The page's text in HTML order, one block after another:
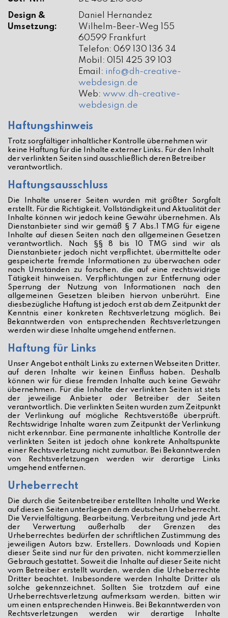
Design &
Umsetzung:
Daniel Hernandez
Wilhelm-Beer-Weg 155
60599 Frankfurt
Telefon: 069 130 136 34
Mobil: 0151 425 39 103
Email: info@dh-creative-
webdesign.de
Web: www.dh-creative-
webdesign.de
Haftungshinweis
Trotz sorgfältiger inhaltlicher Kontrolle übernehmen wir
keine Haftung für die Inhalte externer Links. Für den Inhalt
der verlinkten Seiten sind ausschließlich deren Betreiber
verantwortlich.
Haftungsausschluss
Die Inhalte unserer Seiten wurden mit größter Sorgfalt
erstellt. Für die Richtigkeit, Vollständigkeit und Aktualität der
Inhalte können wir jedoch keine Gewähr übernehmen. Als
Dienstanbieter sind wir gemäß § 7 Abs.1 TMG für eigene
Inhalte auf diesen Seiten nach den allgemeinen Gesetzen
verantwortlich. Nach §§ 8 bis 10 TMG sind wir als
Dienstanbieter jedoch nicht verpflichtet, übermittelte oder
gespeicherte fremde Informationen zu überwachen oder
nach Umständen zu forschen, die auf eine rechtswidrige
Tätigkeit hinweisen. Verpflichtungen zur Entfernung oder
Sperrung der Nutzung von Informationen nach den
allgemeinen Gesetzen bleiben hiervon unberührt. Eine
diesbezügliche Haftung ist jedoch erst ab dem Zeitpunkt der
Kenntnis einer konkreten Rechtsverletzung möglich. Bei
Bekanntwerden von entsprechenden Rechtsverletzungen
werden wir diese Inhalte umgehend entfernen.
Haftung für Links
Unser Angebot enthält Links zu externen Webseiten Dritter,
auf deren Inhalte wir keinen Einfluss haben. Deshalb
können wir für diese fremden Inhalte auch keine Gewähr
übernehmen. Für die Inhalte der verlinkten Seiten ist stets
der jeweilige Anbieter oder Betreiber der Seiten
verantwortlich. Die verlinkten Seiten wurden zum Zeitpunkt
der Verlinkung auf mögliche Rechtsverstöße überprüft.
Rechtswidrige Inhalte waren zum Zeitpunkt der Verlinkung
nicht erkennbar. Eine permanente inhaltliche Kontrolle der
verlinkten Seiten ist jedoch ohne konkrete Anhaltspunkte
einer Rechtsverletzung nicht zumutbar. Bei Bekanntwerden
von Rechtsverletzungen werden wir derartige Links
umgehend entfernen.
Urheberrecht
Die durch die Seitenbetreiber erstellten Inhalte und Werke
auf diesen Seiten unterliegen dem deutschen Urheberrecht.
Die Vervielfältigung, Bearbeitung, Verbreitung und jede Art
der Verwertung außerhalb der Grenzen des
Urheberrechtes bedürfen der schriftlichen Zustimmung des
jeweiligen Autors bzw. Erstellers. Downloads und Kopien
dieser Seite sind nur für den privaten, nicht kommerziellen
Gebrauch gestattet. Soweit die Inhalte auf dieser Seite nicht
vom Betreiber erstellt wurden, werden die Urheberrechte
Dritter beachtet. Insbesondere werden Inhalte Dritter als
solche gekennzeichnet. Sollten Sie trotzdem auf eine
Urheberrechtsverletzung aufmerksam werden, bitten wir
um einen entsprechenden Hinweis. Bei Bekanntwerden von
Rechtsverletzungen werden wir derartige Inhalte